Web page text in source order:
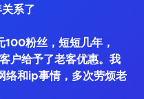
系了
粉丝，短短几年，
户给予了老客优惠。我
络和ip事情，多次劳烦老